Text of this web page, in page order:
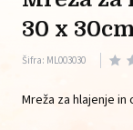
30 x
Šifra: ML003030
Mreža za hlajenje in